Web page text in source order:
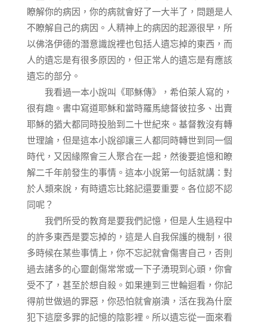
瞭解你的病因，你的病就會好了一大半了，問題是人
不瞭解自己的病因。人精神上的病因的起源很早，所
以佛洛伊德的潛意識說裡也包括人遺忘掉的東西，而
人的遺忘是有很多原因的，但正常人的遺忘是有應該
遺忘的部分。
我看過一本小說叫《耶穌傳》，希伯萊人寫的，
很有趣。書中寫道耶穌和當時羅馬總督彼拉多、出賣
耶穌的猶大都同時投胎到二十世紀來。基督教沒有轉
世理論，但是這本小說卻讓三人都同時轉世到同一個
時代，又因緣際會三人聚合在一起，然後要追憶和瞭
解二千年前發生的事情。這本小說第一句話就講：對
於人類來說，有時遺忘比銘記還要重要。各位認不認
同呢？
我們所受的教育是要我們記憶，但是人生過程中
的許多東西是要忘掉的，這是人自我保護的機制，很
多時候在某些事情上，你不忘記就會傷害自己，否則
過去諸多的心靈創傷常常或一下子湧現到心頭，你會
受不了，甚至於想自殺。如果連到三世輪迴看，你記
得前世做過的罪惡，你恐怕就會崩潰，活在我為什麼
犯下這麼多罪的記憶的陰影裡。所以遺忘從一面來看